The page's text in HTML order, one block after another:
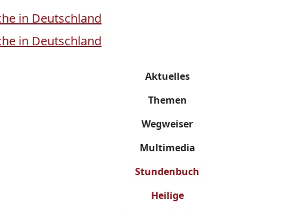
Aktuelles
Themen
Wegweiser
Multimedia
Stundenbuch
Heilige